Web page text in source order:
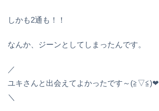
しかも2通も！！
なんか、ジーンとしてしまったんです。
／
ユキさんと出会えてよかったです～(≧▽≦)❤
＼